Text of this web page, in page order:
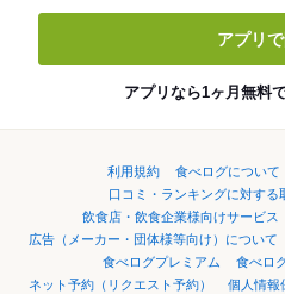
アプリで
アプリなら1ヶ月無料
利用規約 食べログについて
口コミ・ランキングに対する
飲食店・飲食企業様向けサービス
広告（メーカー・団体様等向け）について
食べログプレミアム
食べロ
ネット予約（リクエスト予約）
個人情報